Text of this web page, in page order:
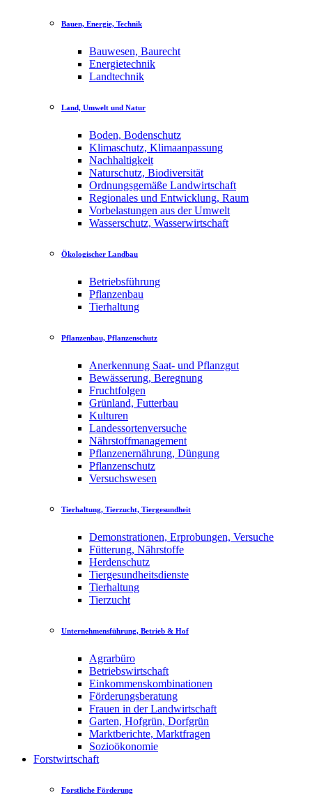
Bauen, Energie, Technik
Bauwesen, Baurecht
Energietechnik
Landtechnik
Land, Umwelt und Natur
Boden, Bodenschutz
Klimaschutz, Klimaanpassung
Nachhaltigkeit
Naturschutz, Biodiversität
Ordnungsgemäße Landwirtschaft
Regionales und Entwicklung, Raum
Vorbelastungen aus der Umwelt
Wasserschutz, Wasserwirtschaft
Ökologischer Landbau
Betriebsführung
Pflanzenbau
Tierhaltung
Pflanzenbau, Pflanzenschutz
Anerkennung Saat- und Pflanzgut
Bewässerung, Beregnung
Fruchtfolgen
Grünland, Futterbau
Kulturen
Landessortenversuche
Nährstoffmanagement
Pflanzenernährung, Düngung
Pflanzenschutz
Versuchswesen
Tierhaltung, Tierzucht, Tiergesundheit
Demonstrationen, Erprobungen, Versuche
Fütterung, Nährstoffe
Herdenschutz
Tiergesundheitsdienste
Tierhaltung
Tierzucht
Unternehmensführung, Betrieb & Hof
Agrarbüro
Betriebswirtschaft
Einkommenskombinationen
Förderungsberatung
Frauen in der Landwirtschaft
Garten, Hofgrün, Dorfgrün
Marktberichte, Marktfragen
Sozioökonomie
Forstwirtschaft
Forstliche Förderung